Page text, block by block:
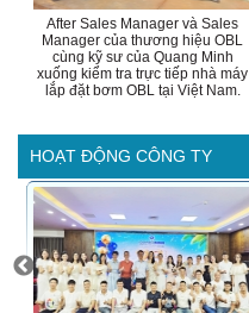
After Sales Manager và Sales
Manager của thương hiệu OBL
cùng kỹ sư của Quang Minh
xuống kiểm tra trực tiếp nhà máy
lắp đặt bơm OBL tại Việt Nam.
HOẠT ĐỘNG CÔNG TY